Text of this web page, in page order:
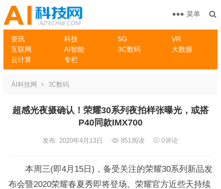
资讯 科技 5G
VR
互联网
AI智能 3C数码
大数据
云计算
专栏
菜单
AI科技网 3C数码
超感光夜摄确认！荣耀30系列夜拍样张曝光，或搭
P40同款IMX700
发布: 2020年4月13日 851阅读 0评论
本周三(即4月15日)，备受关注的荣耀30系列新品发
布会暨2020荣耀春夏秀即将登场。荣耀官方近些天持续